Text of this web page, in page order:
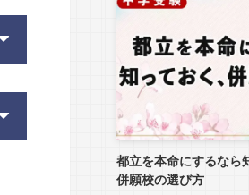
都立を本命にするなら
併願校の選び方